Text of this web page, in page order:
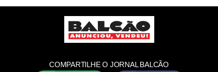
COMPARTILHE O JORNAL BALCÃO